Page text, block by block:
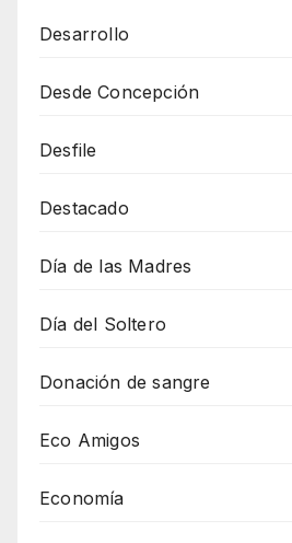
Desarrollo
Desde Concepción
Desfile
Destacado
Día de las Madres
Día del Soltero
Donación de sangre
Eco Amigos
Economía